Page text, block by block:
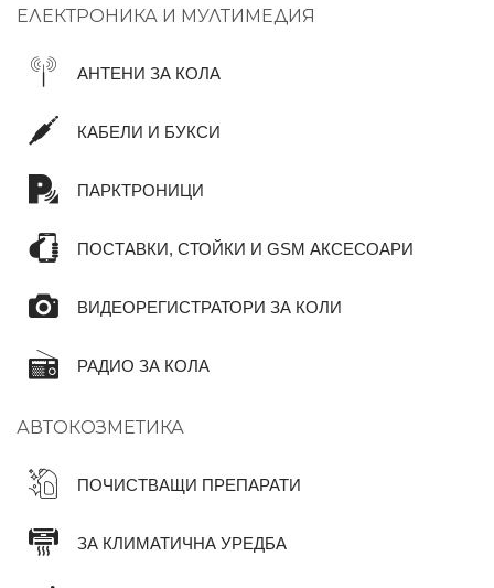
ЕЛЕКТРОНИКА И МУЛТИМЕДИЯ
АНТЕНИ ЗА КОЛА
КАБЕЛИ И БУКСИ
ПАРКТРОНИЦИ
ПОСТАВКИ, СТОЙКИ И GSM АКСЕСОАРИ
ВИДЕОРЕГИСТРАТОРИ ЗА КОЛИ
РАДИО ЗА КОЛА
АВТОКОЗМЕТИКА
ПОЧИСТВАЩИ ПРЕПАРАТИ
ЗА КЛИМАТИЧНА УРЕДБА